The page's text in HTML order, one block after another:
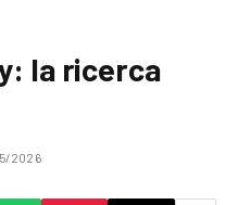
la ricerca
2026